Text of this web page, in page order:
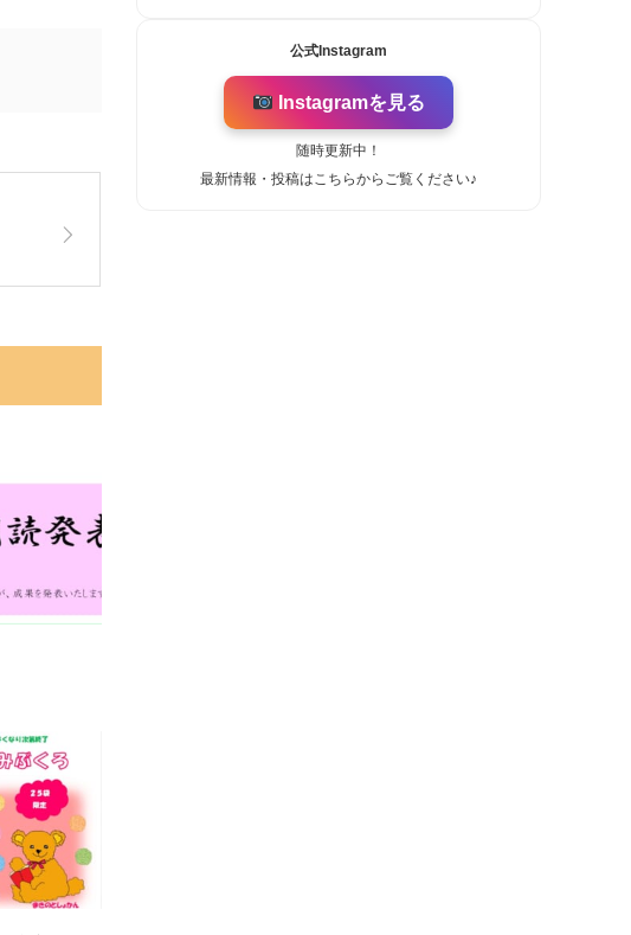
公式Instagram
Instagramを見る
随時更新中！
最新情報・投稿はこちらからご覧ください♪